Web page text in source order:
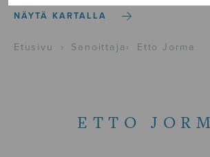
NÄYTÄ KARTALLA
Etusivu › Sanoittaja › Etto Jorma
ETTO